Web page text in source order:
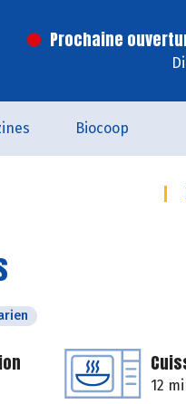
Prochaine
Biocoop
12